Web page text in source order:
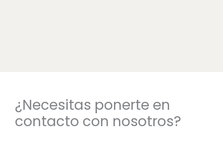
¿Necesitas ponerte en
contacto con nosotros?